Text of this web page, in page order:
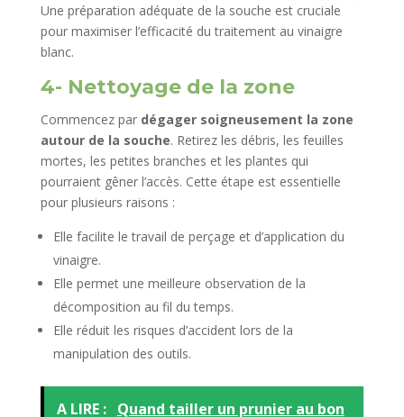
Une préparation adéquate de la souche est cruciale
pour maximiser l’efficacité du traitement au vinaigre
blanc.
4- Nettoyage de la zone
Commencez par dégager soigneusement la zone
autour de la souche. Retirez les débris, les feuilles
mortes, les petites branches et les plantes qui
pourraient gêner l’accès. Cette étape est essentielle
pour plusieurs raisons :
Elle facilite le travail de perçage et d’application du
vinaigre.
Elle permet une meilleure observation de la
décomposition au fil du temps.
Elle réduit les risques d’accident lors de la
manipulation des outils.
A LIRE : Quand tailler un prunier au bon